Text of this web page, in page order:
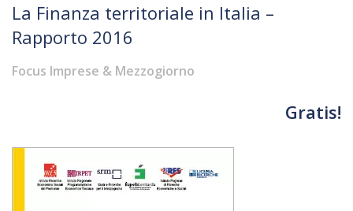
La Finanza territoriale in Italia –
Rapporto 2016
Focus Imprese & Mezzogiorno
Gratis!